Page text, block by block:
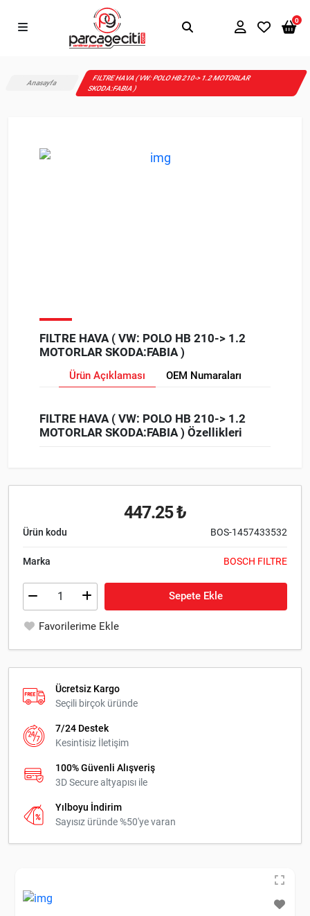
0
Anasayfa
FILTRE HAVA ( VW: POLO HB 210-> 1.2 MOTORLAR
SKODA:FABIA )
FILTRE HAVA ( VW: POLO HB 210-> 1.2
MOTORLAR SKODA:FABIA )
Ürün Açıklaması OEM Numaraları
FILTRE HAVA ( VW: POLO HB 210-> 1.2
MOTORLAR SKODA:FABIA ) Özellikleri
447.25 ₺
Ürün kodu BOS-1457433532
Marka BOSCH FILTRE
Sepete Ekle
Favorilerime Ekle
Ücretsiz Kargo
Seçili birçok üründe
7/24 Destek
Kesintisiz İletişim
100% Güvenli Alışveriş
3D Secure altyapısı ile
Yılboyu İndirim
Sayısız üründe %50'ye varan